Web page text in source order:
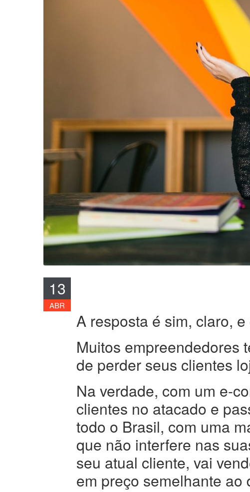
13
ABR
A resposta é sim, claro,
Muitos empreendedores
de perder seus clientes
Na verdade, com um e-
clientes no atacado e
todo o Brasil, com uma
que não interfere nas
seu atual cliente, vai
em preço semelhante ao